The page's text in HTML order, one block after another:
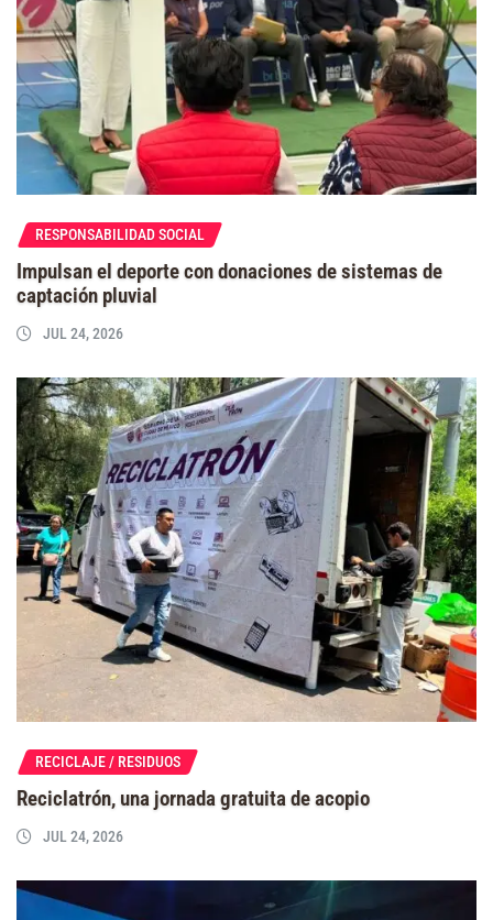
RESPONSABILIDAD SOCIAL
Impulsan el deporte con donaciones de sistemas de
captación pluvial
JUL 24, 2026
RECICLAJE / RESIDUOS
Reciclatrón, una jornada gratuita de acopio
JUL 24, 2026